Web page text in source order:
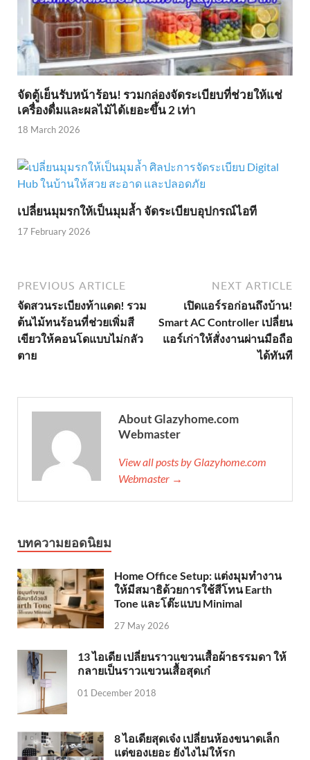
จัดตู้เย็นรับหน้าร้อน! รวมกล่องจัดระเบียบที่ช่วยให้แช่
เครื่องดื่มและผลไม้ได้เยอะขึ้น 2 เท่า
18 March 2026
เปลี่ยนมุมรกให้เป็นมุมล้ำ จัดระเบียบอุปกรณ์ไอที
17 February 2026
PREVIOUS ARTICLE
จัดสวนระเบียงท้าแดด! รวม
ต้นไม้ทนร้อนที่ช่วยเพิ่มสี
เขียวให้คอนโดแบบไม่กลัว
ตาย
NEXT ARTICLE
เปิดแอร์รอก่อนถึงบ้าน!
Smart AC Controller เปลี่ยน
แอร์เก่าให้สั่งงานผ่านมือถือ
ได้ทันที
About Glazyhome.com
Webmaster
View all posts by Glazyhome.com
Webmaster →
บทความยอดนิยม
Home Office Setup: แต่งมุมทำงาน
ให้มีสมาธิด้วยการใช้สีโทน Earth
Tone และโต๊ะแบบ Minimal
27 May 2026
13 ไอเดีย เปลี่ยนราวแขวนเสื้อผ้าธรรมดา ให้
กลายเป็นราวแขวนเสื้อสุดเก๋
01 December 2018
8 ไอเดียสุดเจ๋ง เปลี่ยนห้องขนาดเล็ก
แต่ของเยอะ ยังไงไม่ให้รก